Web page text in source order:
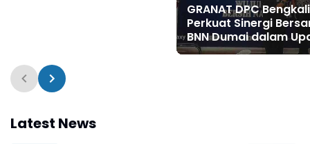
GRANAT DPC
Perkuat Sinergi
BNN Dumai dalam
Pencegahan
Latest News